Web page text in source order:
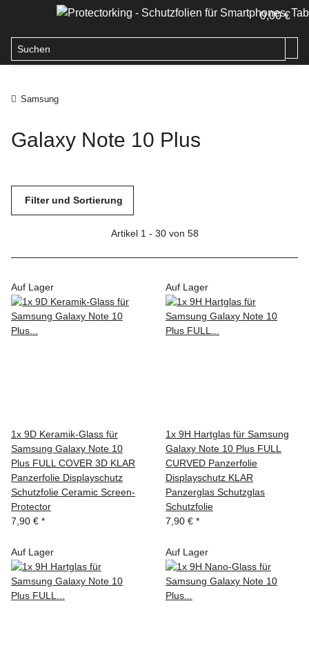
0,00 €
Samsung
Galaxy Note 10 Plus
Filter und Sortierung
Artikel 1 - 30 von 58
Auf Lager
1x 9D Keramik-Glass für
Samsung Galaxy Note 10
Plus FULL COVER 3D KLAR
Panzerfolie Displayschutz
Schutzfolie Ceramic Screen-
Protector
7,90 € *
Auf Lager
1x 9H Hartglas für Samsung
Galaxy Note 10 Plus FULL
CURVED Panzerfolie
Displayschutz KLAR
Panzerglas Schutzglas
Schutzfolie
7,90 € *
Auf Lager Auf Lager